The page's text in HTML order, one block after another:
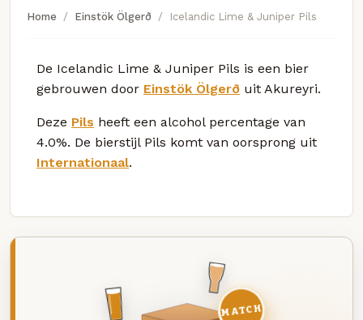
Home Einstök Ölgerð Icelandic Lime & Juniper Pils
De Icelandic Lime & Juniper Pils is een bier
gebrouwen door Einstök Ölgerð uit Akureyri.
Deze Pils heeft een alcohol percentage van
4.0%. De bierstijl Pils komt van oorsprong uit
Internationaal.
MATCH